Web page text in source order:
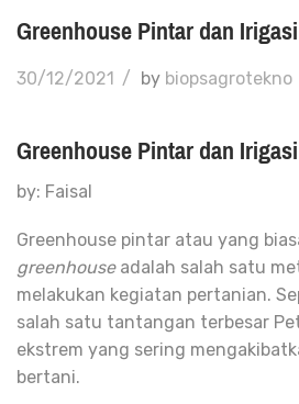
Greenhouse Pintar dan
30/12/2021 / by biopsagrotekno
Greenhouse Pintar dan
by: Faisal
Greenhouse pintar atau yang
greenhouseadalah salah satu
melakukan kegiatan pertanian.
salah satu tantangan terbesar
ekstrem yang sering
bertani.